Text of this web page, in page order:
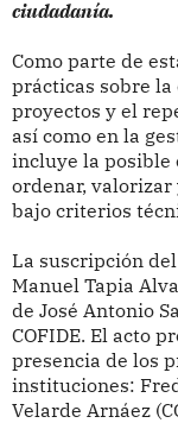
ciudadanía.
Como parte de
prácticas sobre
proyectos y el
así como en la
incluye la posible
ordenar,
bajo criterios
La suscripción
Manuel Tapia
de José Antonio
COFIDE. El acto
presencia de los
instituciones:
Velarde Arnáez